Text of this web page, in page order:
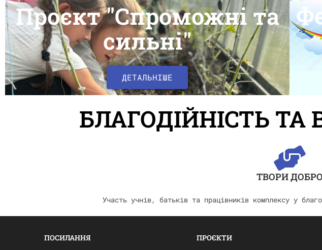
Проєкт "Спроможні та
сильні"
ДЕТАЛЬНІШЕ
БЛАГОДІЙНІСТЬ ТА
ТВОРИ ДОБРО
Участь учнів, батьків та працівників комплексу у
ПОСИЛАННЯ ПРОЄКТИ